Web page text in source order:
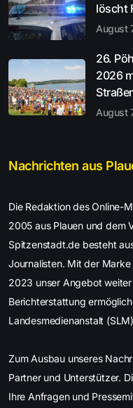
löscht
August
26.
2026
August
Nachrichten aus
Die Redaktion des Online-
2005 aus Plauen und dem
Spitzenstadt.de besteht
Journalisten. Mit der
2023 unser Angebot
Berichterstattung
Landesmedienanstalt
Zum Ausbau unseres
Partner und Unterstützer.
Ihre Anfragen und